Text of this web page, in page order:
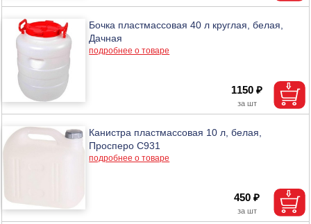
Бочка пластмассовая 40 л круглая, белая,
Дачная
подробнее о товаре
1150 ₽
Канистра пластмассовая 10 л, белая,
Просперо С931
подробнее о товаре
450 ₽